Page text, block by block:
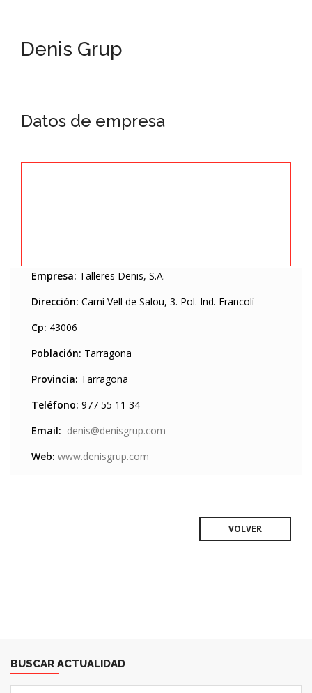
Denis Grup
Datos de empresa
Empresa: Talleres Denis, S.A.
Dirección: Camí Vell de Salou, 3. Pol. Ind. Francolí
Cp: 43006
Población: Tarragona
Provincia: Tarragona
Teléfono: 977 55 11 34
Email: denis@denisgrup.com
Web: www.denisgrup.com
VOLVER
BUSCAR ACTUALIDAD